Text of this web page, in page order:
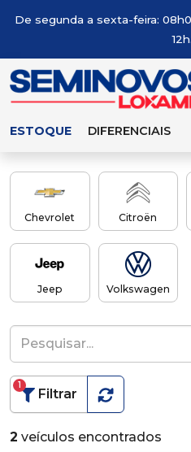
De segunda a sexta-feira:
12h.
ESTOQUE DIFERENCIAIS
Chevrolet Citroën
Jeep Volkswagen
Filtrar
1
2 veículos encontrados